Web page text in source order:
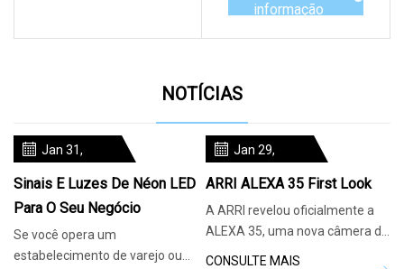
informação
NOTÍCIAS
Jan 31,
Sinais E Luzes De Néon LED
Para O Seu Negócio
Se você opera um
estabelecimento de varejo ou
Jan 29,
ARRI ALEXA 35 First Look
A ARRI revelou oficialmente a
ALEXA 35, uma nova câmera de
CONSULTE MAIS